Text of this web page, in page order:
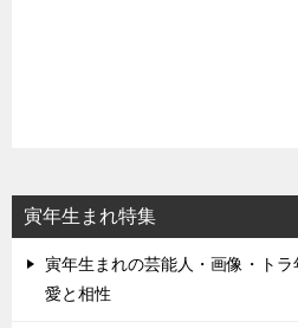
寅年生まれ特集
寅年生まれの芸能人・画像・ト
愛と相性